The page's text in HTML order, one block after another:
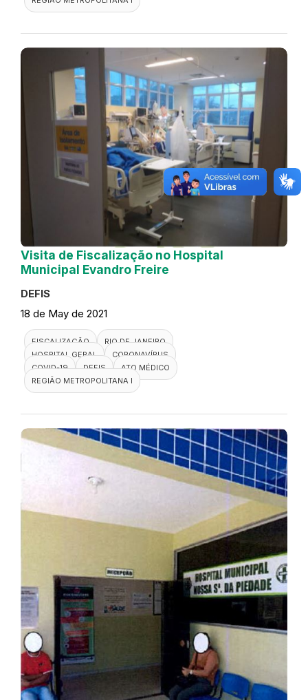
Visita de Fiscalização no Hospital
Municipal Evandro Freire
DEFIS
18 de May de 2021
FISCALIZAÇÃO
RIO DE JANEIRO
HOSPITAL GERAL
CORONAVÍRUS
COVID-19
DEFIS
ATO MÉDICO
REGIÃO METROPOLITANA I